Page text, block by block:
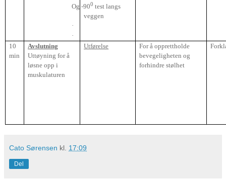
Og -900 test langs
veggen
·
·
10
min
Avslutning
Uttøyning for å
løsne opp i
muskulaturen
Utførelse
For å opprettholde
bevegeligheten og
forhindre stølhet
Cato Sørensen kl. 17:09
Del